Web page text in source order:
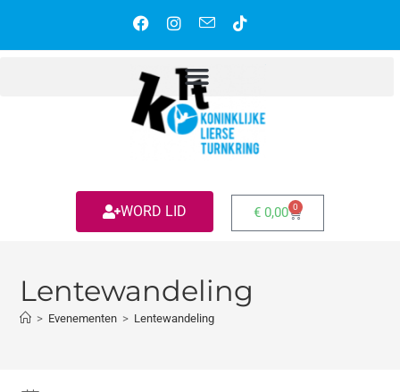
WORD LID € 0,00 0
Lentewandeling
> Evenementen > Lentewandeling